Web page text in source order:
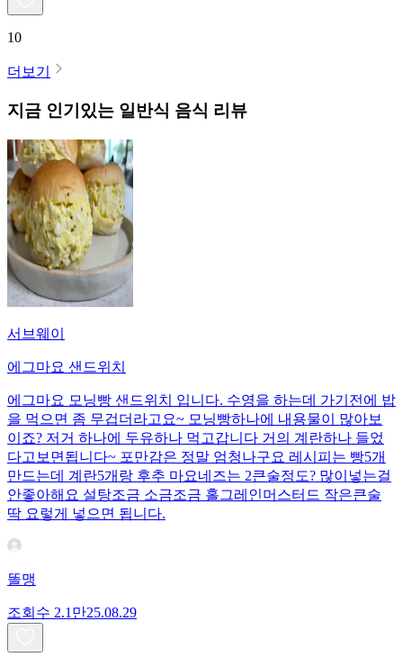
10
더보기
지금 인기있는 일반식 음식 리뷰
서브웨이
에그마요 샌드위치
에그마요 모닝빵 샌드위치 입니다. 수영을 하는데 가기전에 밥
을 먹으면 좀 무겁더라고요~ 모닝빵하나에 내용물이 많아보
이죠? 저거 하나에 두유하나 먹고갑니다 거의 계란하나 들었
다고보면됩니다~ 포만감은 정말 엄청나구요 레시피는 빵5개
만드는데 계란5개랑 후추 마요네즈는 2큰술정도? 많이넣는걸
안좋아해요 설탕조금 소금조금 홀그레인머스터드 작은큰술
딱 요렇게 넣으면 됩니다.
똘맹
조회수 2.1만25.08.29